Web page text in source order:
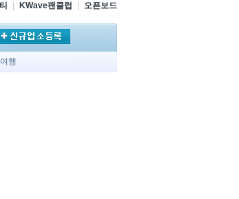
KWave팬클럽 오픈보드
여행